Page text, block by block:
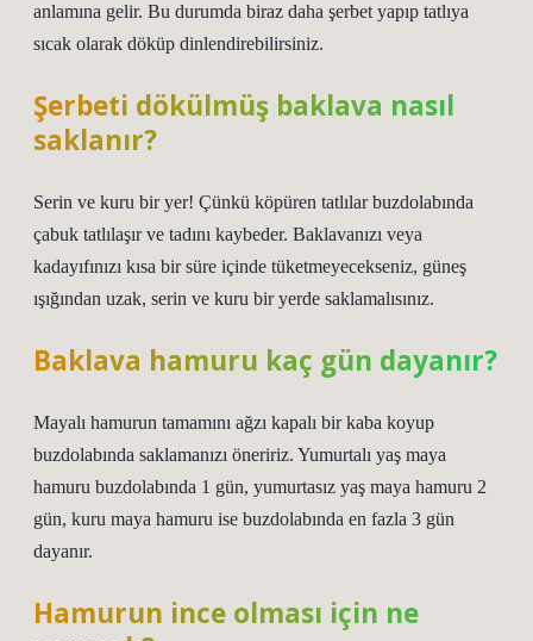
anlamına gelir. Bu durumda biraz daha şerbet yapıp tatlıya
sıcak olarak döküp dinlendirebilirsiniz.
Şerbeti dökülmüş baklava nasıl
saklanır?
Serin ve kuru bir yer! Çünkü köpüren tatlılar buzdolabında
çabuk tatlılaşır ve tadını kaybeder. Baklavanızı veya
kadayıfınızı kısa bir süre içinde tüketmeyecekseniz, güneş
ışığından uzak, serin ve kuru bir yerde saklamalısınız.
Baklava hamuru kaç gün dayanır?
Mayalı hamurun tamamını ağzı kapalı bir kaba koyup
buzdolabında saklamanızı öneririz. Yumurtalı yaş maya
hamuru buzdolabında 1 gün, yumurtasız yaş maya hamuru 2
gün, kuru maya hamuru ise buzdolabında en fazla 3 gün
dayanır.
Hamurun ince olması için ne